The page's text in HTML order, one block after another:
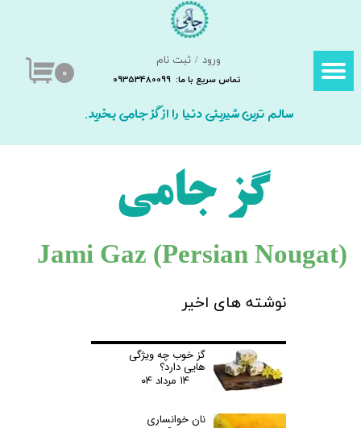
ورود / ثبت نام
تغییر گذر واژه
خروج از حساب کاربری
تماس سریع با ما: 09353480099 ۰
سالم ترین شیرینی دنیا را از گز جامی بخرید.
گز جامی
Jami Gaz (Persian Nougat​​​​​​​)
نوشته های اخیر
گز خوب چه ویژگی
هایی دارد؟
۱۴ مرداد ۰۴
نان خوانساری